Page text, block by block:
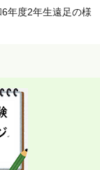
年度2年生遠足の様